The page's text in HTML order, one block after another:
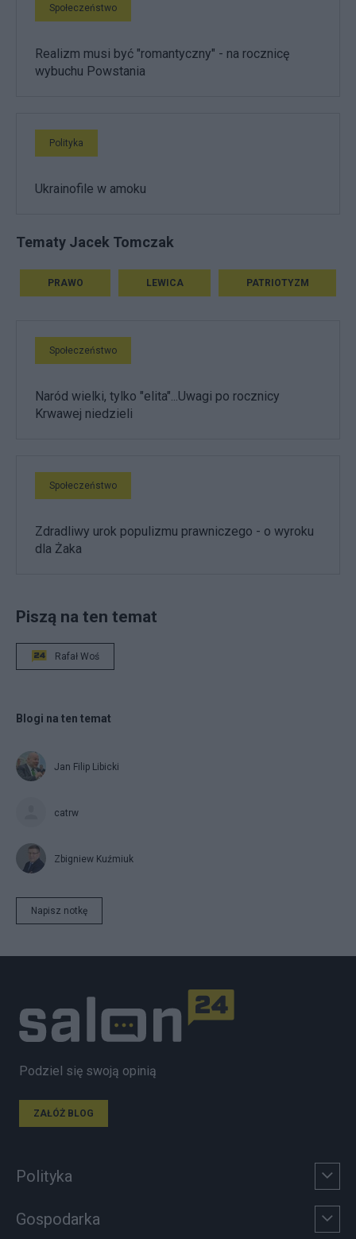
Społeczeństwo
Realizm musi być "romantyczny" - na rocznicę
wybuchu Powstania
Polityka
Ukrainofile w amoku
Tematy Jacek Tomczak
PRAWO LEWICA PATRIOTYZM
Społeczeństwo
Naród wielki, tylko "elita"...Uwagi po rocznicy
Krwawej niedzieli
Społeczeństwo
Zdradliwy urok populizmu prawniczego - o wyroku
dla Żaka
Piszą na ten temat
Rafał Woś
Blogi na ten temat
Jan Filip Libicki
catrw
Zbigniew Kuźmiuk
Napisz notkę
Podziel się swoją opinią
ZAŁÓŻ BLOG
Polityka
Gospodarka